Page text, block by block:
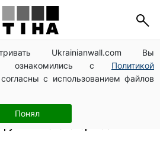
Ukrainianwall.com Вы
ознакомились с Политикой
с использованием файлов
Понял
семью: UNICEF раздает
области в августе
вечерники теряют отсрочку
призовут в августе
от фонда США: люди с
и пенсионеры 60+